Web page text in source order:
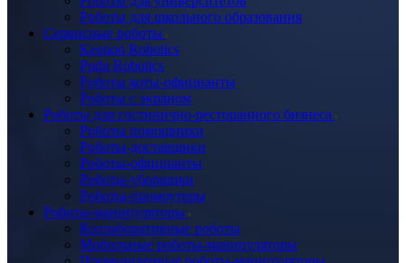
Роботы для школьного образования
Сервисные роботы
Keenon Robotics
Pudu Robotics
Роботы коты-официанты
Роботы с экраном
Роботы для гостинично-ресторанного бизнеса
Роботы помощники
Роботы-доставщики
Роботы-официанты
Роботы-уборщики
Роботы-промоутеры
Роботы-манипуляторы
Коллаборативные роботы
Мобильные роботы-манипуляторы